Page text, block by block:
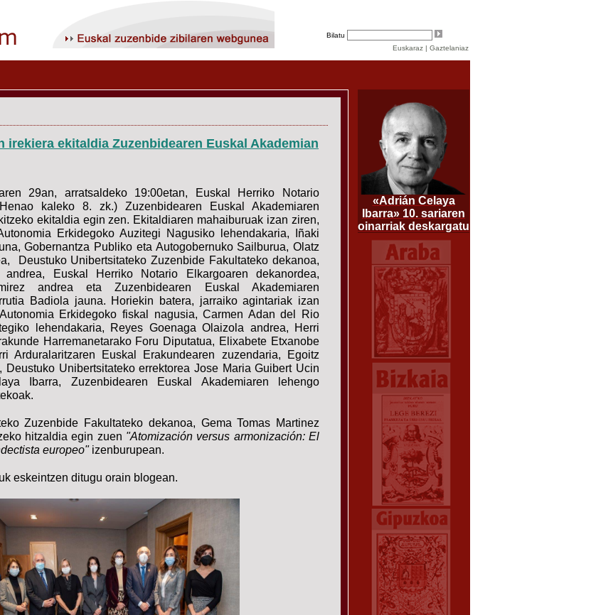
Bilatu
Euskaraz | Gaztelaniaz
«Adrián Celaya
Ibarra» 10. sariaren
oinarriak deskargatu
irekiera ekitaldia Zuzenbidearen Euskal Akademian
29an, arratsaldeko 19:00etan, Euskal Herriko Notario
kaleko 8. zk.) Zuzenbidearen Euskal Akademiaren
ekitaldia egin zen. Ekitaldiaren mahaiburuak izan ziren,
Erkidegoko Auzitegi Nagusiko lehendakaria, Iñaki
Gobernantza Publiko eta Autogobernuko Sailburua, Olatz
Deustuko Unibertsitateko Zuzenbide Fakultateko dekanoa,
andrea, Euskal Herriko Notario Elkargoaren dekanordea,
andrea eta Zuzenbidearen Euskal Akademiaren
Badiola jauna. Horiekin batera, jarraiko agintariak izan
Erkidegoko fiskal nagusia, Carmen Adan del Rio
lehendakaria, Reyes Goenaga Olaizola andrea, Herri
Harremanetarako Foru Diputatua, Elixabete Etxanobe
Arduralaritzaren Euskal Erakundearen zuzendaria, Egoitz
Deustuko Unibertsitateko errektorea Jose Maria Guibert Ucin
Ibarra, Zuzenbidearen Euskal Akademiaren lehengo
Zuzenbide Fakultateko dekanoa, Gema Tomas Martinez
hitzaldia egin zuen "Atomización versus armonización: El
europeo"izenburupean.
eskeintzen ditugu orain blogean.